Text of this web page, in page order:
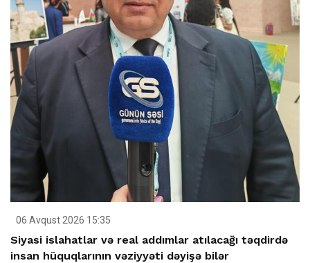
06 Avqust 2026 15:35
Siyasi islahatlar və real addımlar atılacağı təqdirdə
insan hüquqlarının vəziyyəti dəyişə bilər